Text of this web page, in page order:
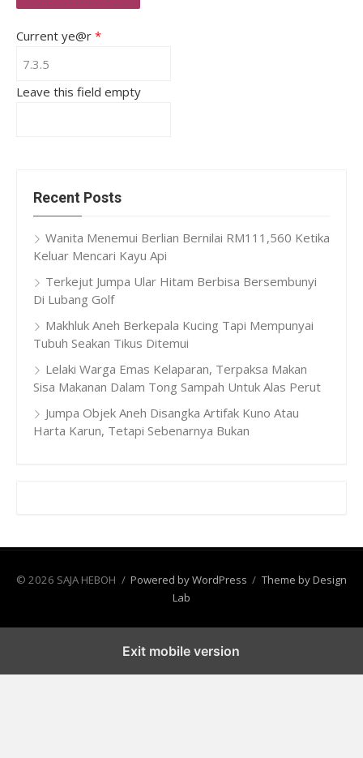
Current ye@r *
Leave this field empty
Recent Posts
Wanita Menemui Berlian Bernilai RM111,560 Ketika
Keluar Mencari Kayu Api
Terkejut Jumpa Ular Hitam Berbisa Bersembunyi
Di Lubang Golf
Makhluk Aneh Berkepala Kucing Tapi Mempunyai
Tubuh Seakan Tikus Ditemui
Lelaki Warga Emas Kelaparan, Terpaksa Makan
Sisa Makanan Dalam Tong Sampah Untuk Alas Perut
Jumpa Objek Aneh Disangka Artifak Kuno Atau
Harta Karun, Tetapi Sebenarnya Bukan
© 2026 SAJA HEBOH / Powered by WordPress / Theme by Design
Lab
Exit mobile version